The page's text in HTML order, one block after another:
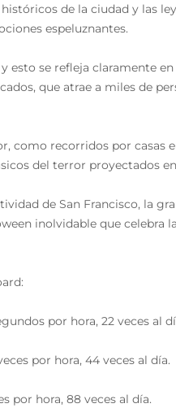
de la ciudad y las
espeluznantes.
esto se refleja claramente
que atrae a miles de
como recorridos por casas
del terror proyectados
de San Francisco, la
inolvidable que celebra
por hora, 22 veces al
por hora, 44 veces al día.
por hora, 88 veces al día.